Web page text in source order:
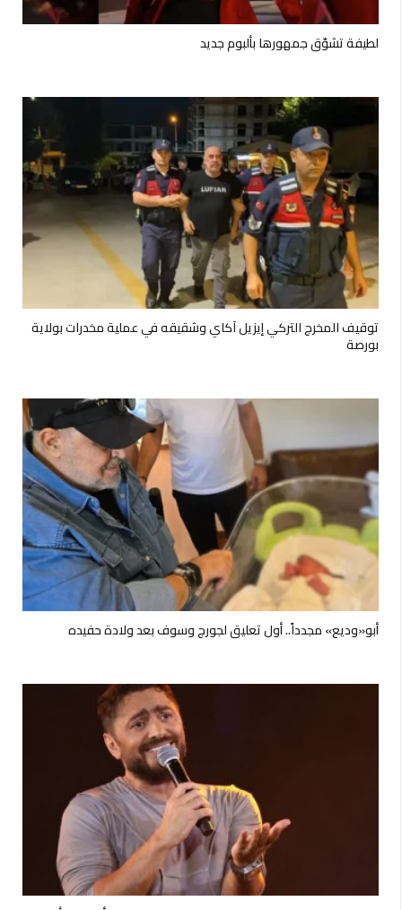
لطيفة تشوّق جمهورها بألبوم جديد
توقيف المخرج التركي إيزيل آكاي وشقيقه في عملية مخدرات بولاية
بورصة
أبو«وديع» مجدداً.. أول تعليق لجورج وسوف بعد ولادة حفيده